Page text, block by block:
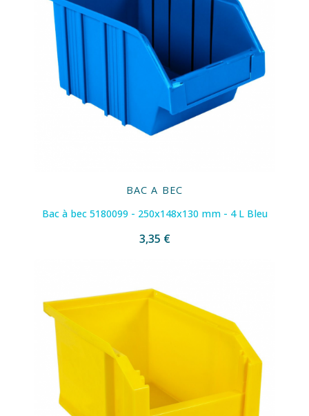
BAC A BEC
Bac à bec 5180099 - 250x148x130 mm - 4 L Bleu
3,35 €